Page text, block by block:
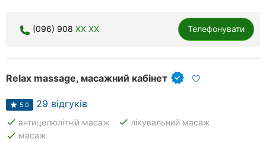
Івано-
Франківськ
(096) 908 XX XX Телефонувати
Relax massage, масажний кабінет
5.0 29 відгуків
done антицелюлітній масаж done лікувальний масаж
done масаж